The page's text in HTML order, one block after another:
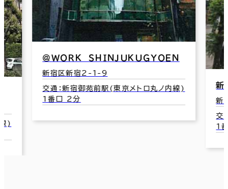
＠ＷＯＲＫ ＳＨＩＮＪＵＫＵＧＹＯＥＮ
新宿区新宿2-1-9
交通：新宿御苑前駅(東京メトロ丸ノ内線)
新宿御苑フ
新宿区新宿
交通：新宿